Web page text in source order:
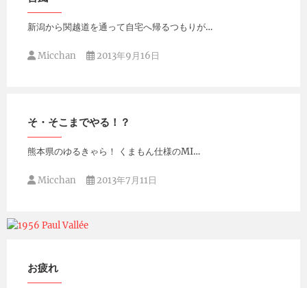
新潟から関越道を通って自宅へ帰るつもりが…
Micchan 2013年9月16日
そ・そこまでやる！？
熊本県のゆるきゃら！ くまもん仕様のMI…
Micchan 2013年7月11日
お疲れ